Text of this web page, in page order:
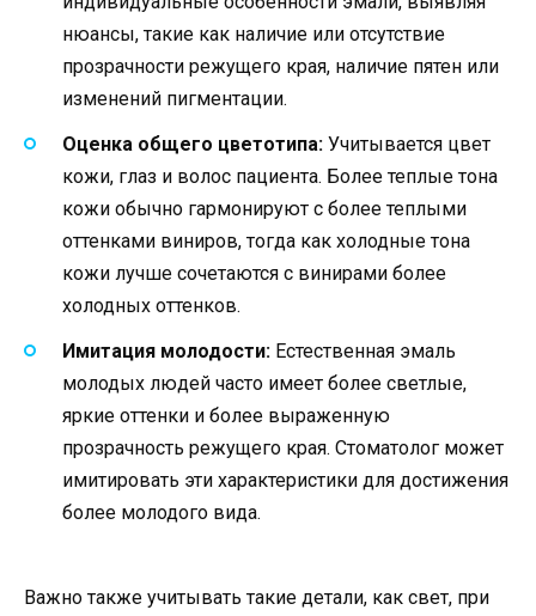
нюансы, такие как наличие или отсутствие
прозрачности режущего края, наличие пятен или
изменений пигментации.
Оценка общего цветотипа: Учитывается цвет
кожи, глаз и волос пациента. Более теплые тона
кожи обычно гармонируют с более теплыми
оттенками виниров, тогда как холодные тона
кожи лучше сочетаются с винирами более
холодных оттенков.
Имитация молодости: Естественная эмаль
молодых людей часто имеет более светлые,
яркие оттенки и более выраженную
прозрачность режущего края. Стоматолог может
имитировать эти характеристики для достижения
более молодого вида.
Важно также учитывать такие детали, как свет, при